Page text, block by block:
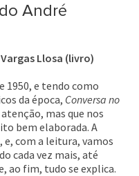
André
Llosa (livro)
1950, e tendo como
da época, Conversa no
mas que nos
bem elaborada. A
e, com a leitura, vamos
cada vez mais, até
ao fim, tudo se explica.